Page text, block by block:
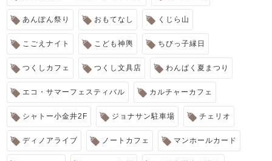
あんぽん祭り おもてなし くじら山
こごえナイト こども神輿 ちびっ子縁日
つくしカフェ つくし文具店 わんぱく夏まつり
エコ・サマーフェスティバル カルチャーカフェ
シャトー小金井2F ジョナサン駐車場 チェリオ
ディノアライブ ノートカフェ マンホールカード